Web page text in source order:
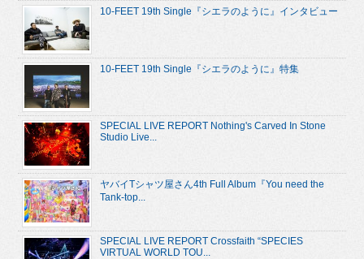
10-FEET 19th Single『シエラのように』インタビュー
10-FEET 19th Single『シエラのように』特集
SPECIAL LIVE REPORT Nothing's Carved In Stone
Studio Live...
ヤバイTシャツ屋さん4th Full Album『You need the
Tank-top...
SPECIAL LIVE REPORT Crossfaith “SPECIES
VIRTUAL WORLD TOU...